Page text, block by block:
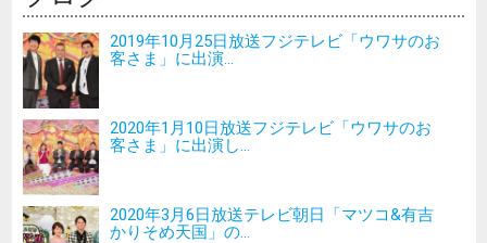
2019年10月25日放送フジテレビ「ウワサのお
客さま」に出演...
2020年1月10日放送フジテレビ「ウワサのお
客さま」に出演し...
2020年3月6日放送テレビ朝日「マツコ&有吉
かりそめ天国」の...